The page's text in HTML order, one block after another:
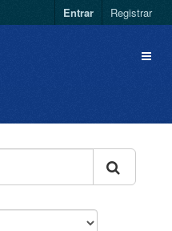
Entrar Registrar